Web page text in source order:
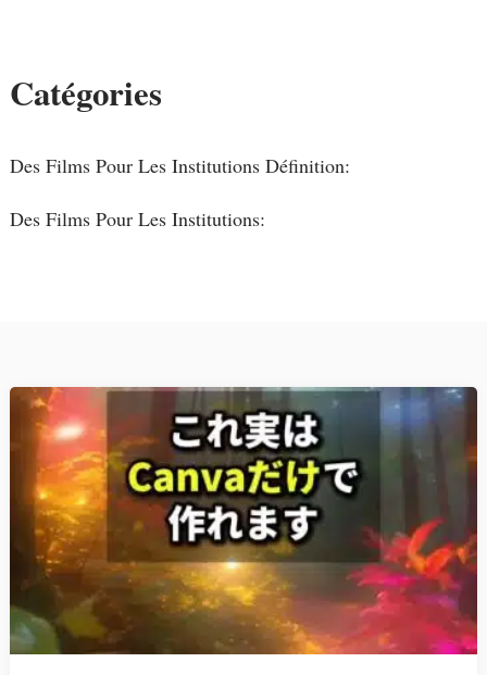
Catégories
Des Films Pour Les Institutions Définition:
Des Films Pour Les Institutions: